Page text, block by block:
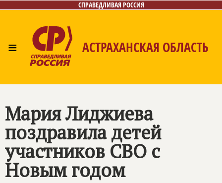
СПРАВЕДЛИВАЯ РОССИЯ
≡ АСТРАХАНСКАЯ ОБЛАСТЬ
Мария Лиджиева
поздравила детей
участников СВО с
Новым годом